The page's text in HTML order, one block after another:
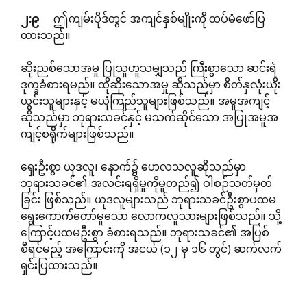
၂:၉ ဤကျမ်းပိုဒ်တွင် အကျင်နှစ်မျိုးကို ထပ်မံဖော်ပြ
ထားသည်။
ဆိုးညစ်သောအမှု ပြုသူဟူသမျှသည် ကြီးစွာသော ဆင်းရဲ
ဒုက္ခခံစားရမည်။ ထိုဆိုးသောအမှု ဆိုသည်မှာ စိတ်နှလုံးယိုး
ယွင်းသူများနှင့် မယုံကြည်သူများဖြစ်သည်။ အမူအကျင့်
ဆိုသည်မှာ ဘုရားသခင်နှင့် မသက်ဆိုင်သော အပြုအမူအ
ကျင့်စရိုက်များဖြစ်သည်။
ရှေးဦးစွာ ယုဒလူ၊ နောက်၌ ဟေလသလူဆိုသည်မှာ
ဘုရားသခင်၏ အလင်းရရှိမှုကိုမူတည်၍ ဝါစဉ်သတ်မှတ်
ခြင်း ဖြစ်သည်။ ယုဒလူများသည် ဘုရားသခင်ဦးစွာပထမ
ရွေးကောက်တော်မူသော လောကလူသားများဖြစ်သည်။ သို့
ကြောင့်ပထမဦးစွာ ခံစားရသည်။ ဘုရားသခင်၏ အပြစ်
စီရင်မည့် အကြောင်းကို အငယ် (၁၂ မှ ၁၆ တွင်) ဆက်လက်
ရှင်းပြထားသည်။